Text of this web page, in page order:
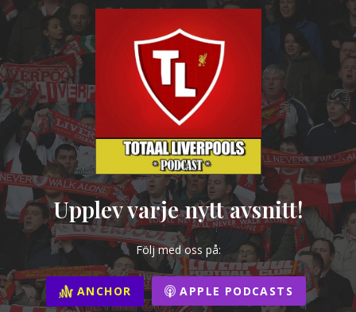
Upplev varje nytt avsnitt!
Följ med oss på:
ANCHOR APPLE PODCASTS